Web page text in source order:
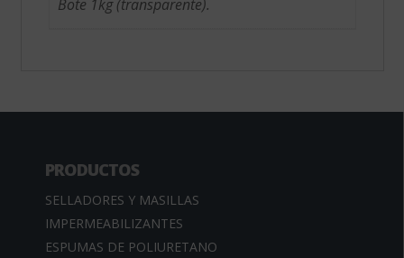
Bote 1kg (transparente).
PRODUCTOS
SELLADORES Y MASILLAS
IMPERMEABILIZANTES
ESPUMAS DE POLIURETANO